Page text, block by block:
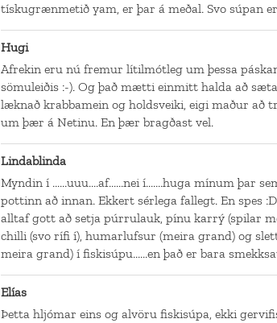
tískugrænmetið yam, er þar á meðal. Svo súpan
Hugi
Afrekin eru nú fremur lítilmótleg um þessa
sömuleiðis :-). Og það mætti einmitt halda að
læknað krabbamein og holdsveiki, eigi maður að
um þær á Netinu. En þær bragðast vel.
Lindablinda
Myndin í ......uuu....af......nei í.......huga mínum þar
pottinn að innan. Ekkert sérlega fallegt. En spes
alltaf gott að setja púrrulauk, pínu karrý (spilar
chilli (svo rífi í), humarlufsur (meira grand) og
meira grand) í fiskisúpu......en það er bara
Elías
Þetta hljómar eins og alvöru fiskisúpa, ekki